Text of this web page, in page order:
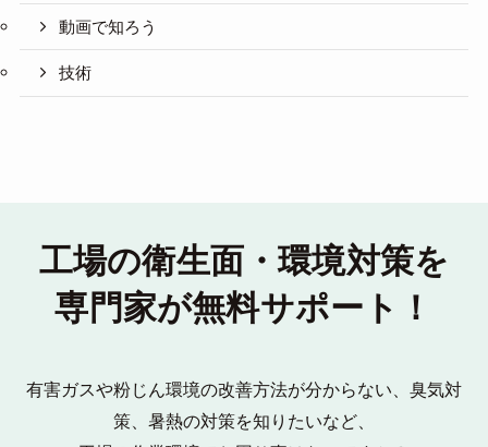
動画で知ろう
技術
工場の衛生面・環境対策を
専門家が無料サポート！
有害ガスや粉じん環境の改善方法が分からない、臭気対
策、暑熱の対策を知りたいなど、